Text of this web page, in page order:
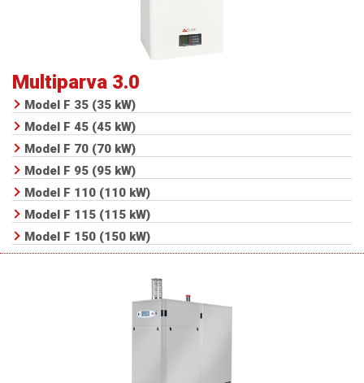
Multiparva 3.0
Model F 35 (35 kW)
Model F 45 (45 kW)
Model F 70 (70 kW)
Model F 95 (95 kW)
Model F 110 (110 kW)
Model F 115 (115 kW)
Model F 150 (150 kW)